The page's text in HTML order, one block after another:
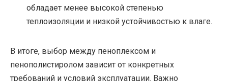
обладает менее высокой степенью
теплоизоляции и низкой устойчивостью к влаге.
В итоге, выбор между пеноплексом и
пенополистиролом зависит от конкретных
требований и условий эксплуатации. Важно